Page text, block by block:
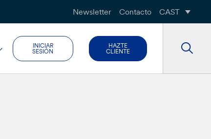
Newsletter Contacto CAST
INICIAR
SESIÓN
HAZTE
CLIENTE